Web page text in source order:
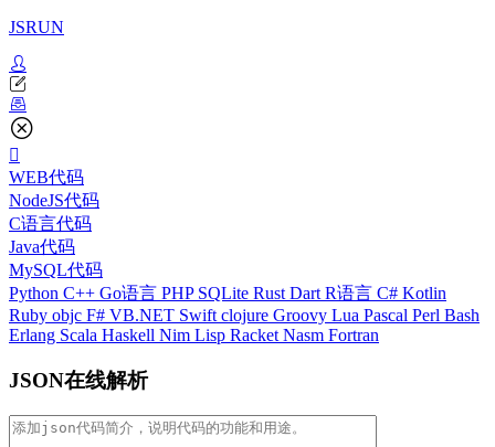
JSRUN
WEB代码
NodeJS代码
C语言代码
Java代码
MySQL代码
Python C++ Go语言 PHP SQLite Rust Dart R语言 C# Kotlin
Ruby objc F# VB.NET Swift clojure Groovy Lua Pascal Perl Bash
Erlang Scala Haskell Nim Lisp Racket Nasm Fortran
JSON在线解析